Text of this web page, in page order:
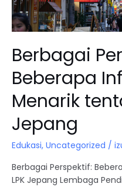
Berbagai
Beberapa
Menarik
Jepang
Edukasi, Uncategorized /
Berbagai Perspektif:
LPK Jepang Lembaga